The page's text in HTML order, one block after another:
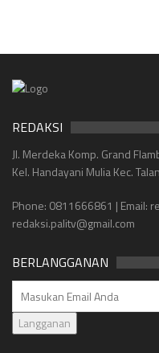
REDAKSI
Jl. Merdeka Komp. Grand
Kel. Handayani Mulia Kec.
Phone: 0811666861 | Email:
redaksi.palitv@gmail.com
BERLANGGANAN
Langganan